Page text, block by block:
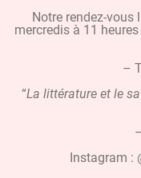
Notre rendez-vous
mercredis à 11
–
“La littérature et le
Instagram :